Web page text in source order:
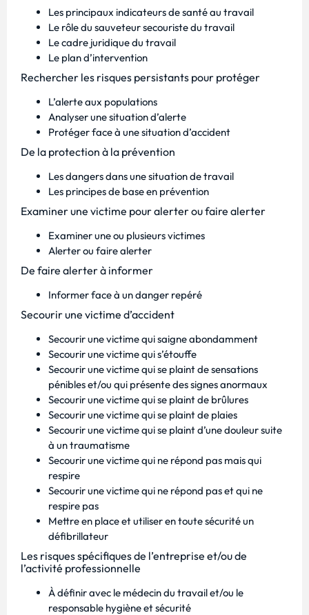
Les principaux indicateurs de santé au travail
Le rôle du sauveteur secouriste du travail
Le cadre juridique du travail
Le plan d’intervention
Rechercher les risques persistants pour protéger
L’alerte aux populations
Analyser une situation d’alerte
Protéger face à une situation d’accident
De la protection à la prévention
Les dangers dans une situation de travail
Les principes de base en prévention
Examiner une victime pour alerter ou faire alerter
Examiner une ou plusieurs victimes
Alerter ou faire alerter
De faire alerter à informer
Informer face à un danger repéré
Secourir une victime d’accident
Secourir une victime qui saigne abondamment
Secourir une victime qui s’étouffe
Secourir une victime qui se plaint de sensations
pénibles et/ou qui présente des signes anormaux
Secourir une victime qui se plaint de brûlures
Secourir une victime qui se plaint de plaies
Secourir une victime qui se plaint d’une douleur suite
à un traumatisme
Secourir une victime qui ne répond pas mais qui
respire
Secourir une victime qui ne répond pas et qui ne
respire pas
Mettre en place et utiliser en toute sécurité un
défibrillateur
Les risques spécifiques de l’entreprise et/ou de
l’activité professionnelle
À définir avec le médecin du travail et/ou le
responsable hygiène et sécurité